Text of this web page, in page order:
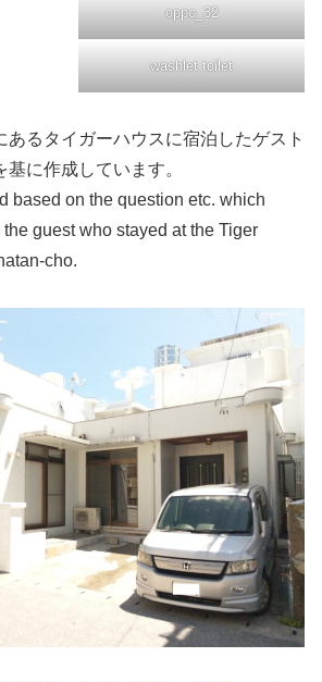
oppo_32
washlet toilet
あるタイガーハウスに宿泊したゲスト
に作成しています。
based on the question etc. which
guest who stayed at the Tiger
cho.